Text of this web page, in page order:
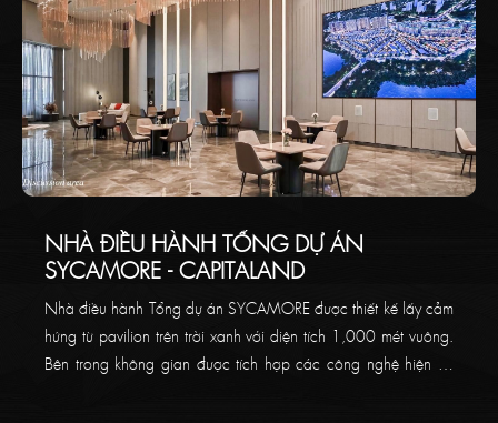
NHÀ ĐIỀU HÀNH TỔNG DỰ ÁN
SYCAMORE - CAPITALAND
Nhà điều hành Tổng dự án SYCAMORE được thiết kế lấy cảm
hứng từ pavilion trên trời xanh với diện tích 1,000 mét vuông.
Bên trong không gian được tích hợp các công nghệ hiện tại